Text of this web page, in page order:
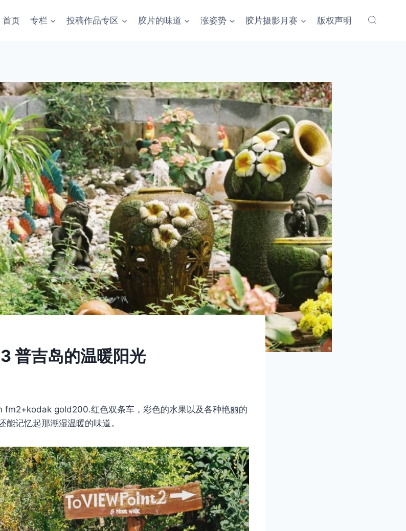
首页 专栏 投稿作品专区 胶片的味道 涨姿势 胶片摄影月赛 版权声明
普吉岛的温暖阳光
fm2+kodak gold200.红色双条车，彩色的水果以及各种艳丽的
能记忆起那潮湿温暖的味道。